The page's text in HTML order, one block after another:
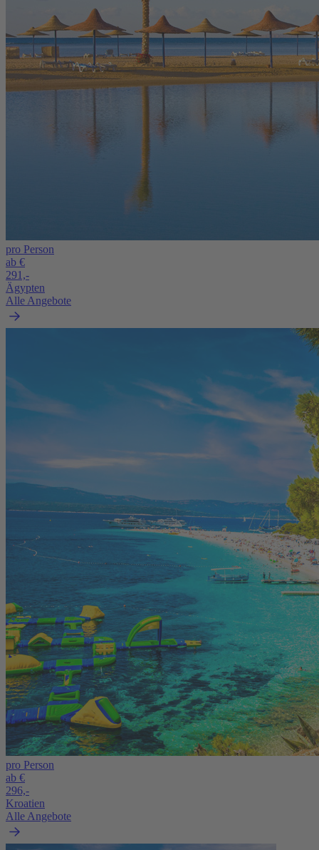
pro Person
ab €
291,-
Ägypten
Alle Angebote
pro Person
ab €
296,-
Kroatien
Alle Angebote